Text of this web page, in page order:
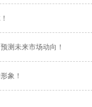
测未来市场动向！
象！